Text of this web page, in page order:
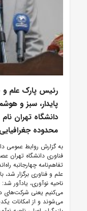
رئیس پارک علم و
پایدار، سبز و
دانشگاه تهران
محدوده
به گزارش روابط عمومی
تفاهم‌نامه چهارجانبه
علم و فناوری برگزار
ناحیه نوآوری، یادآور شد:
می‌کنیم یعنی شرکت‌های
می‌شوند و از امکانات